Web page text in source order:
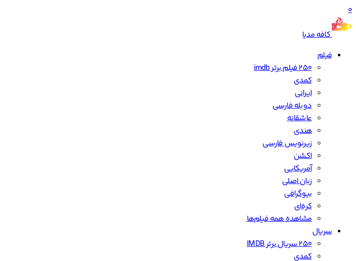
0
کافه مدیا
فیلم
250 فیلم برتر imdb
کمدی
ایرانی
دوبله فارسی
عاشقانه
هندی
زیرنویس فارسی
اکشن
آمریکایی
زبان اصلی
بیوگرافی
کره‌ای
مشاهده همه فیلم‌ها
سریال
۲۵۰ سریال برتر IMDB
کمدی